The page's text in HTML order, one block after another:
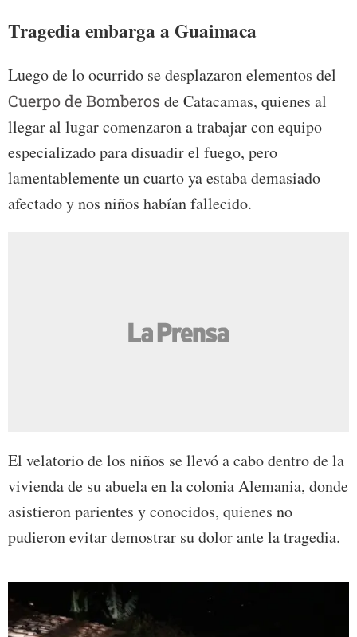
Tragedia embarga a Guaimaca
Luego de lo ocurrido se desplazaron elementos del
Cuerpo de Bomberos de Catacamas, quienes al
llegar al lugar comenzaron a trabajar con equipo
especializado para disuadir el fuego, pero
lamentablemente un cuarto ya estaba demasiado
afectado y nos niños habían fallecido.
El velatorio de los niños se llevó a cabo dentro de la
vivienda de su abuela en la colonia Alemania, donde
asistieron parientes y conocidos, quienes no
pudieron evitar demostrar su dolor ante la tragedia.